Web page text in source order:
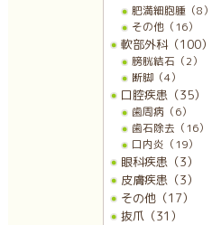
肥満細胞腫（8）
その他（16）
軟部外科（100）
膀胱結石（2）
断脚（4）
口腔疾患（35）
歯周病（6）
歯石除去（16）
口内炎（19）
眼科疾患（3）
皮膚疾患（3）
その他（17）
抜爪（31）